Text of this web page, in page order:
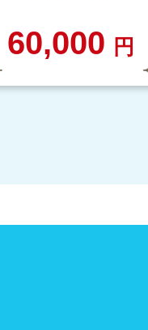
60,000 円